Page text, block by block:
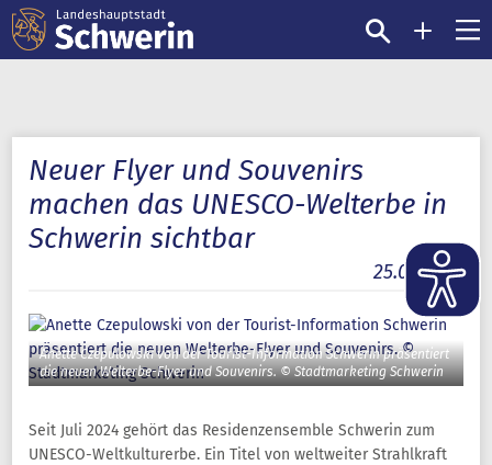
Neuer Flyer und Souvenirs
machen das UNESCO-Welterbe in
Schwerin sichtbar
25.09.2025
Anette Czepulowski von der Tourist-Information Schwerin präsentiert
die neuen Welterbe-Flyer und Souvenirs. © Stadtmarketing Schwerin
Seit Juli 2024 gehört das Residenzensemble Schwerin zum
UNESCO-Weltkulturerbe. Ein Titel von weltweiter Strahlkraft